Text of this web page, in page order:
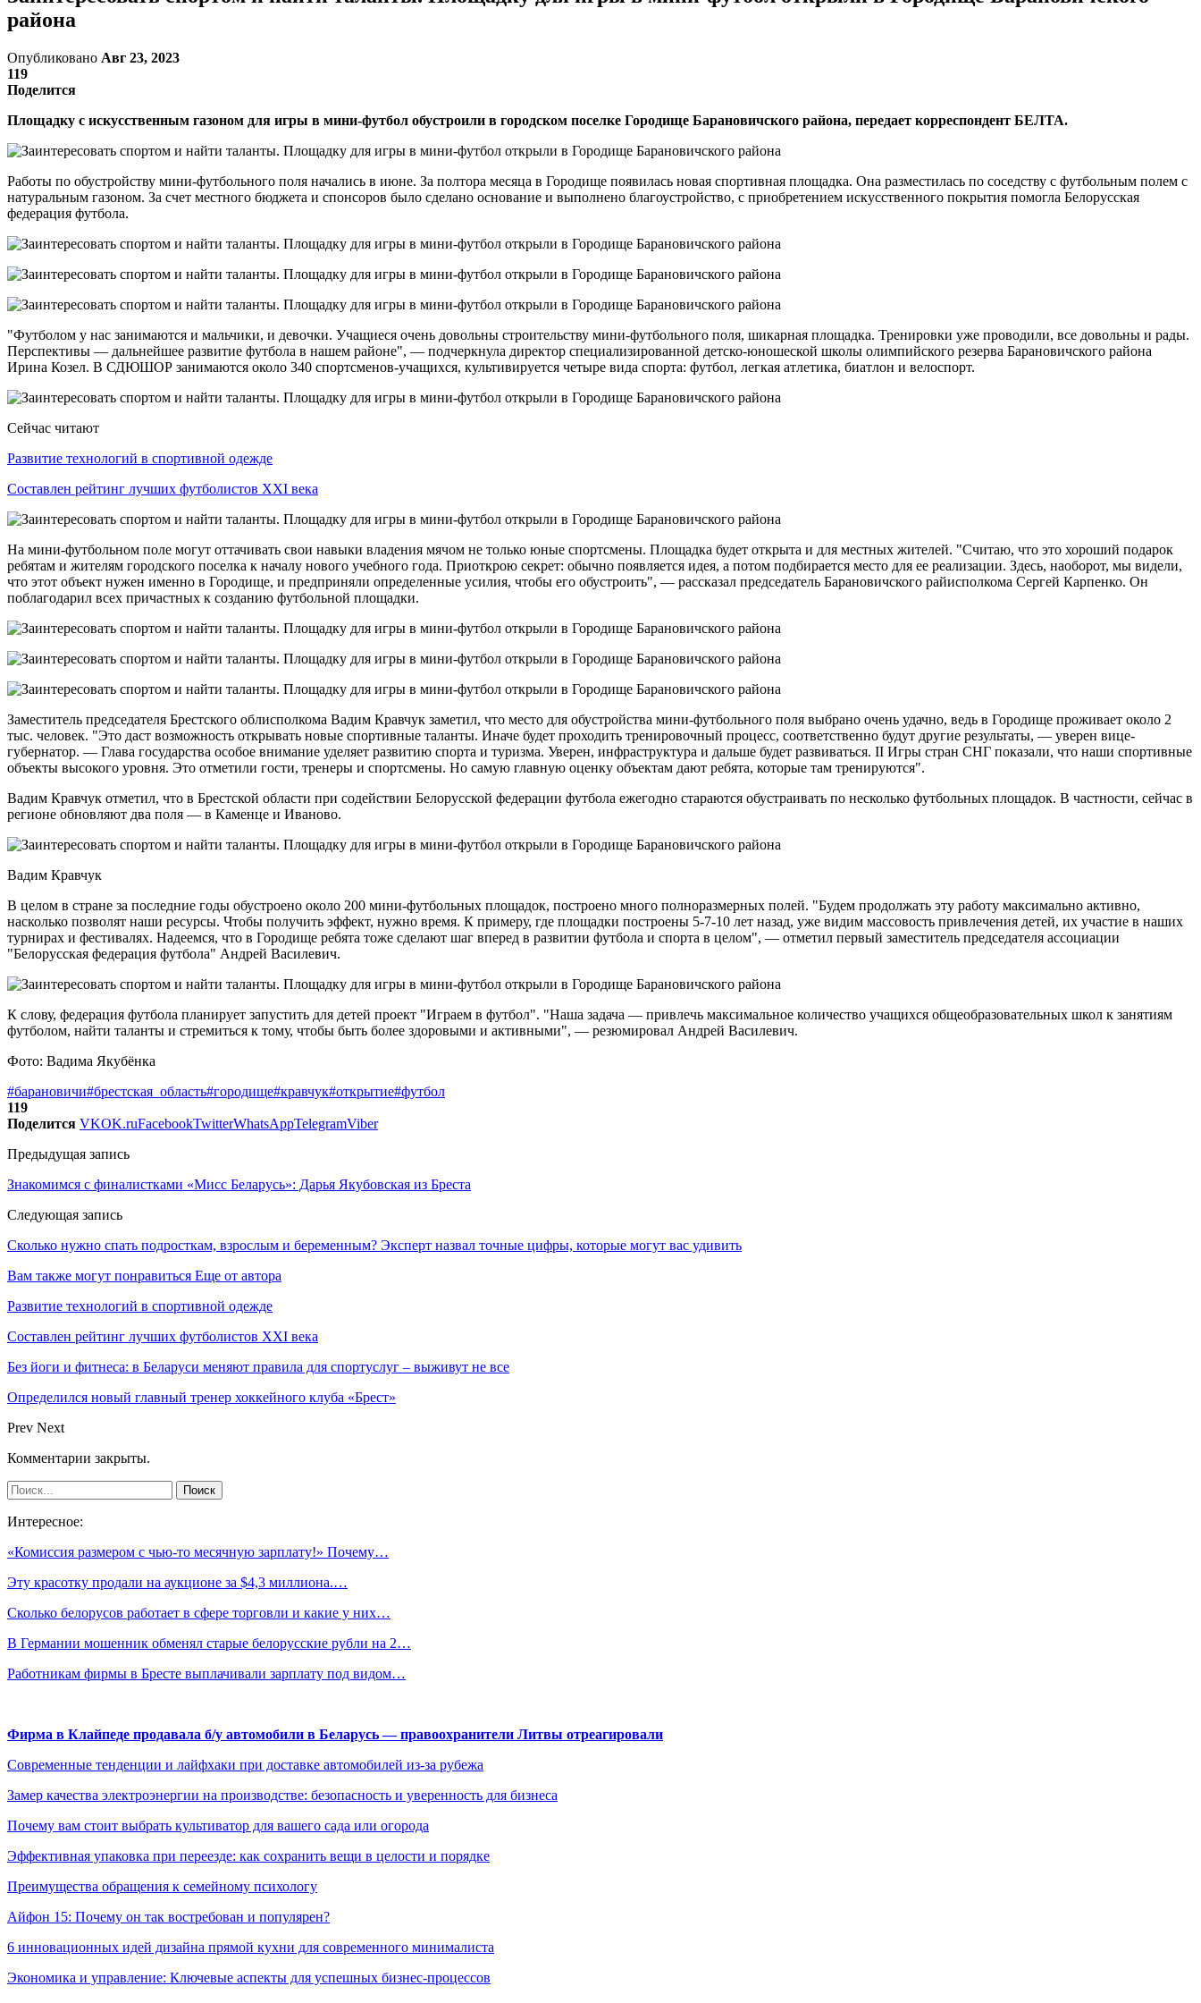
района
Опубликовано Авг 23, 2023
119
Поделится
Площадку с искусственным газоном для игры в мини-футбол обустроили в городском поселке Городище Барановичского района, передает корреспондент БЕЛТА.
Работы по обустройству мини-футбольного поля начались в июне. За полтора месяца в Городище появилась новая спортивная площадка. Она разместилась по соседству с футбольным полем с
натуральным газоном. За счет местного бюджета и спонсоров было сделано основание и выполнено благоустройство, с приобретением искусственного покрытия помогла Белорусская
федерация футбола.
"Футболом у нас занимаются и мальчики, и девочки. Учащиеся очень довольны строительству мини-футбольного поля, шикарная площадка. Тренировки уже проводили, все довольны и рады.
Перспективы — дальнейшее развитие футбола в нашем районе", — подчеркнула директор специализированной детско-юношеской школы олимпийского резерва Барановичского района
Ирина Козел. В СДЮШОР занимаются около 340 спортсменов-учащихся, культивируется четыре вида спорта: футбол, легкая атлетика, биатлон и велоспорт.
Сейчас читают
Развитие технологий в спортивной одежде
Составлен рейтинг лучших футболистов XXI века
На мини-футбольном поле могут оттачивать свои навыки владения мячом не только юные спортсмены. Площадка будет открыта и для местных жителей. "Считаю, что это хороший подарок
ребятам и жителям городского поселка к началу нового учебного года. Приоткрою секрет: обычно появляется идея, а потом подбирается место для ее реализации. Здесь, наоборот, мы видели,
что этот объект нужен именно в Городище, и предприняли определенные усилия, чтобы его обустроить", — рассказал председатель Барановичского райисполкома Сергей Карпенко. Он
поблагодарил всех причастных к созданию футбольной площадки.
Заместитель председателя Брестского облисполкома Вадим Кравчук заметил, что место для обустройства мини-футбольного поля выбрано очень удачно, ведь в Городище проживает около 2
тыс. человек. "Это даст возможность открывать новые спортивные таланты. Иначе будет проходить тренировочный процесс, соответственно будут другие результаты, — уверен вице-
губернатор. — Глава государства особое внимание уделяет развитию спорта и туризма. Уверен, инфраструктура и дальше будет развиваться. II Игры стран СНГ показали, что наши спортивные
объекты высокого уровня. Это отметили гости, тренеры и спортсмены. Но самую главную оценку объектам дают ребята, которые там тренируются".
Вадим Кравчук отметил, что в Брестской области при содействии Белорусской федерации футбола ежегодно стараются обустраивать по несколько футбольных площадок. В частности, сейчас в
регионе обновляют два поля — в Каменце и Иваново.
Вадим Кравчук
В целом в стране за последние годы обустроено около 200 мини-футбольных площадок, построено много полноразмерных полей. "Будем продолжать эту работу максимально активно,
насколько позволят наши ресурсы. Чтобы получить эффект, нужно время. К примеру, где площадки построены 5-7-10 лет назад, уже видим массовость привлечения детей, их участие в наших
турнирах и фестивалях. Надеемся, что в Городище ребята тоже сделают шаг вперед в развитии футбола и спорта в целом", — отметил первый заместитель председателя ассоциации
"Белорусская федерация футбола" Андрей Василевич.
К слову, федерация футбола планирует запустить для детей проект "Играем в футбол". "Наша задача — привлечь максимальное количество учащихся общеобразовательных школ к занятиям
футболом, найти таланты и стремиться к тому, чтобы быть более здоровыми и активными", — резюмировал Андрей Василевич.
Фото: Вадима Якубёнка
#барановичи#брестская_область#городище#кравчук#открытие#футбол
119
Поделится VKOK.ruFacebookTwitterWhatsAppTelegramViber
Предыдущая запись
Знакомимся с финалистками «Мисс Беларусь»: Дарья Якубовская из Бреста
Следующая запись
Сколько нужно спать подросткам, взрослым и беременным? Эксперт назвал точные цифры, которые могут вас удивить
Вам также могут понравиться Еще от автора
Развитие технологий в спортивной одежде
Составлен рейтинг лучших футболистов XXI века
Без йоги и фитнеса: в Беларуси меняют правила для спортуслуг – выживут не все
Определился новый главный тренер хоккейного клуба «Брест»
Prev Next
Комментарии закрыты.
Интересное:
«Комиссия размером с чью-то месячную зарплату!» Почему…
Эту красотку продали на аукционе за $4,3 миллиона.…
Сколько белорусов работает в сфере торговли и какие у них…
В Германии мошенник обменял старые белорусские рубли на 2…
Работникам фирмы в Бресте выплачивали зарплату под видом…
Фирма в Клайпеде продавала б/у автомобили в Беларусь — правоохранители Литвы отреагировали
Современные тенденции и лайфхаки при доставке автомобилей из-за рубежа
Замер качества электроэнергии на производстве: безопасность и уверенность для бизнеса
Почему вам стоит выбрать культиватор для вашего сада или огорода
Эффективная упаковка при переезде: как сохранить вещи в целости и порядке
Преимущества обращения к семейному психологу
Айфон 15: Почему он так востребован и популярен?
6 инновационных идей дизайна прямой кухни для современного минималиста
Экономика и управление: Ключевые аспекты для успешных бизнес-процессов